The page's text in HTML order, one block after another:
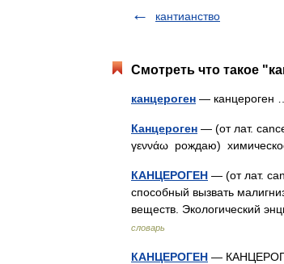
кантианство
Смотреть что такое
канцероген — канцероген
Канцероген — (от лат.
γεννάω рождаю)
КАНЦЕРОГЕН — (от лат.
способный вызвать
веществ. Экологический
словарь
КАНЦЕРОГЕН —